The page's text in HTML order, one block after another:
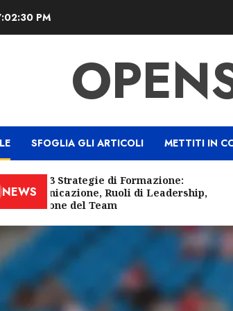
PM
SFOGLIA GLI ARTICOLI METTITI IN
3-3-3 Strategie di Formazione:
Ruoli di Leadership,
del Team